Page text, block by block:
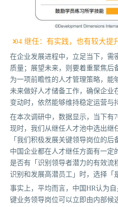
04 继任：有实践，也有较大提
在企业发展进程中，立足当下，需
质量；展望未来，则要着重聚焦后
为一项前瞻性的人才管理策略，能
未来做好人才储备工作，确保企业
变动时，依然能够维持稳定运营与
在本次调研中，数据显示，当下有
现时，我们从继任人才池中选出继
「我们积极发展关键领导岗位的
中国企业都在人才继任方面有一定
是否有「识别领导者潜力的有效流
识别和发展高潜员工」时，选择「
事实上，平均而言，中国HR认为
键业务领导岗位可以立即由内部候